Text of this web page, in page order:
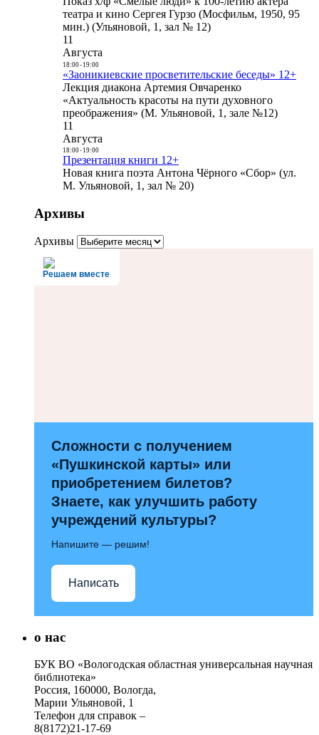
театра и кино Сергея Гурзо (Мосфильм, 1950, 95
мин.) (Ульяновой, 1, зал № 12)
11
Августа
18:00- 19:00
«Заоникиевские просветительские беседы» 12+
Лекция диакона Артемия Овчаренко
«Актуальность красоты на пути духовного
преображения» (М. Ульяновой, 1, зале №12)
11
Августа
18:00- 19:00
Презентация книги 12+
Новая книга поэта Антона Чёрного «Сбор» (ул.
М. Ульяновой, 1, зал № 20)
Архивы
Архивы
Решаем вместе
Сложности с получением
«Пушкинской карты» или
приобретением билетов?
Знаете, как улучшить работу
учреждений культуры?
Напишите — решим!
Написать
о нас
БУК ВО «Вологодская областная универсальная научная
библиотека»
Россия, 160000, Вологда,
Марии Ульяновой, 1
Телефон для справок –
8(8172)21-17-69